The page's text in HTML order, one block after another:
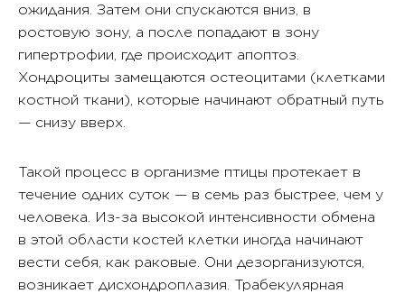
ожидания. Затем они спускаются вниз, в
ростовую зону, а после попадают в зону
гипертрофии, где происходит апоптоз.
Хондроциты замещаются остеоцитами (клетками
костной ткани), которые начинают обратный путь
— снизу вверх.
Такой процесс в организме птицы протекает в
течение одних суток — в семь раз быстрее, чем у
человека. Из-за высокой интенсивности обмена
в этой области костей клетки иногда начинают
вести себя, как раковые. Они дезорганизуются,
возникает дисхондроплазия. Трабекулярная